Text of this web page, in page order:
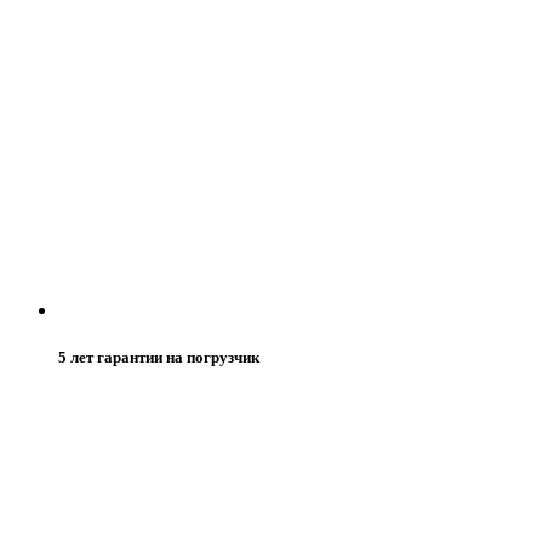
5 лет гарантии на погрузчик